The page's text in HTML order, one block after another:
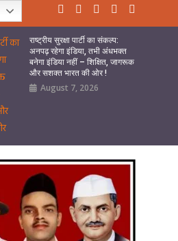
राष्ट्रीय सुरक्षा पार्टी का संकल्प:
अनपढ़ रहेगा इंडिया, तभी अंधभक्त
बनेगा इंडिया नहीं – शिक्षित, जागरूक
और सशक्त भारत की ओर !
August 7, 2026